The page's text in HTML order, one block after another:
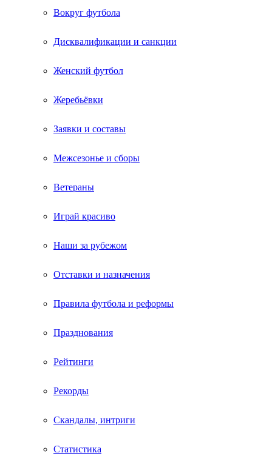
Вокруг футбола
Дисквалификации и санкции
Женский футбол
Жеребьёвки
Заявки и составы
Межсезонье и сборы
Ветераны
Играй красиво
Наши за рубежом
Отставки и назначения
Правила футбола и реформы
Празднования
Рейтинги
Рекорды
Скандалы, интриги
Статистика